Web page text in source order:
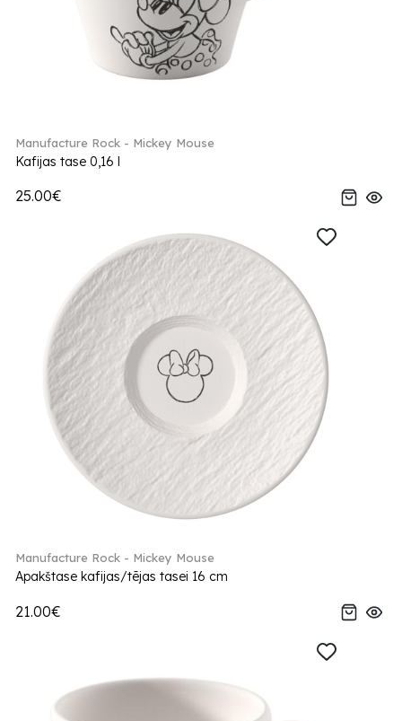
Manufacture Rock - Mickey Mouse
Kafijas tase 0,16 l
25.00€
Manufacture Rock - Mickey Mouse
Apakštase kafijas/tējas tasei 16 cm
21.00€